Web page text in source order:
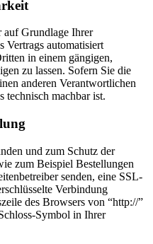
auf Grundlage Ihrer
automatisiert
in einem gängigen,
zu lassen. Sofern Sie die
anderen Verantwortlichen
technisch machbar ist.
und zum Schutz der
zum Beispiel Bestellungen
senden, eine SSL-
Verbindung
des Browsers von “http://”
Symbol in Ihrer